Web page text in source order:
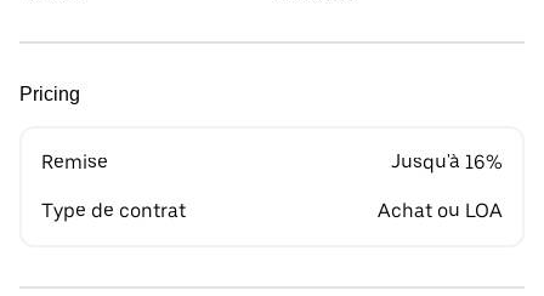
Pricing
Remise Jusqu'à 16%
Type de contrat Achat ou LOA